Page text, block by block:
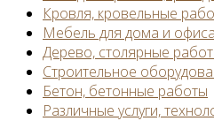
Кровля, кровельные
Мебель для дома и офиса
Дерево, столярные
Строительное
Бетон, бетонные работы
Различные услуги,